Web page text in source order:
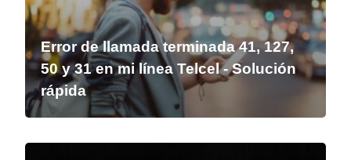
Error de llamada terminada 41, 127,
50 y 31 en mi línea Telcel - Solución
rápida